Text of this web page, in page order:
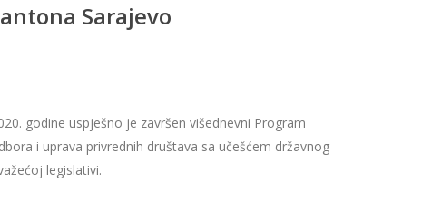
Sarajevo
godine uspješno je završen višednevni Program
i uprava privrednih društava sa učešćem državnog
legislativi.